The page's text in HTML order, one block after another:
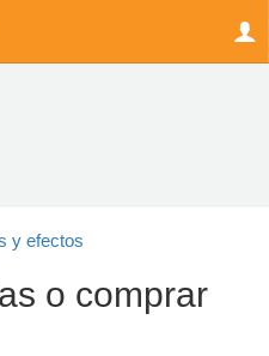
y efectos
o comprar